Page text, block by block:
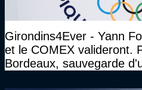
Girondins4Ever - Yann
et le COMEX valideront.
Bordeaux, sauvegarde